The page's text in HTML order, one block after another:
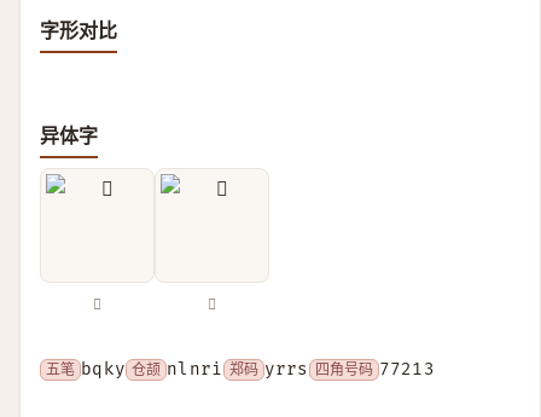
字形对比
异体字
𨼐 𨽊
五笔 bqky 仓颉 nlnri 郑码 yrrs 四角号码 77213